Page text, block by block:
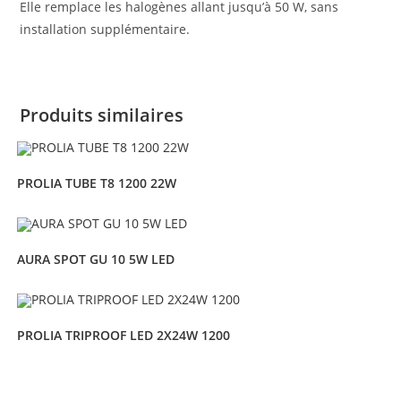
Elle remplace les halogènes allant jusqu’à 50 W, sans
installation supplémentaire.
Produits similaires
PROLIA TUBE T8 1200 22W
AURA SPOT GU 10 5W LED
PROLIA TRIPROOF LED 2X24W 1200